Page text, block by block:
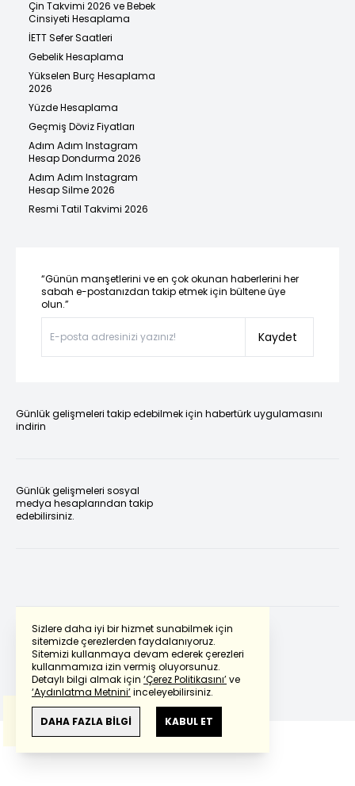
Sizlere daha iyi bir hizmet sunabilmek için
sitemizde çerezlerden faydalanıyoruz.
Sitemizi kullanmaya devam ederek çerezleri
kullanmamıza izin vermiş oluyorsunuz.
Detaylı bilgi almak için ‘Çerez Politikasını’ve
‘Aydınlatma Metnini’inceleyebilirsiniz.
DAHA FAZLA BİLGİ KABUL ET
Çin Takvimi 2026 ve Bebek
Cinsiyeti Hesaplama
İETT Sefer Saatleri
Gebelik Hesaplama
Yükselen Burç Hesaplama
2026
Yüzde Hesaplama
Geçmiş Döviz Fiyatları
Adım Adım Instagram
Hesap Dondurma 2026
Adım Adım Instagram
Hesap Silme 2026
Resmi Tatil Takvimi 2026
“Günün manşetlerini ve en çok okunan haberlerini her
sabah e-postanızdan takip etmek için bültene üye
olun.”
Kaydet
Günlük gelişmeleri takip edebilmek için habertürk uygulamasını
indirin
Günlük gelişmeleri sosyal
medya hesaplarından takip
edebilirsiniz.
Powered by Translate
Bu çevirideGoogle Transletekullanılmıştır.
Anlam ve çeviri hatalarından
haberturk.com
sorumlu değildir.